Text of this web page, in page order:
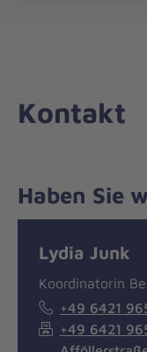
zum
Kontakt
Haben Sie
Lydia Junk
Koordinatorin
+49 6421
+49 6421